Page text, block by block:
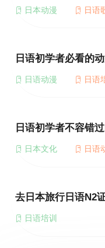
日本动漫 日语
日语初学者必看的
日语动漫 日语
日语初学者不容错
日本文化 日语
去日本旅行日语N2
日语培训